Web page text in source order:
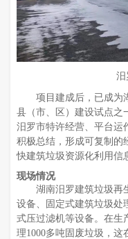
汨
项目建成后，已成为
县（市、区）建设试点之
汨罗市特许经营、平台运
积极总结，形成可复制的
快建筑垃圾资源化利用信
现场情况
湖南汨罗建筑垃圾再
设备、固定式建筑垃圾处
式压过滤机等设备。在生
理1000多吨固废垃圾，这